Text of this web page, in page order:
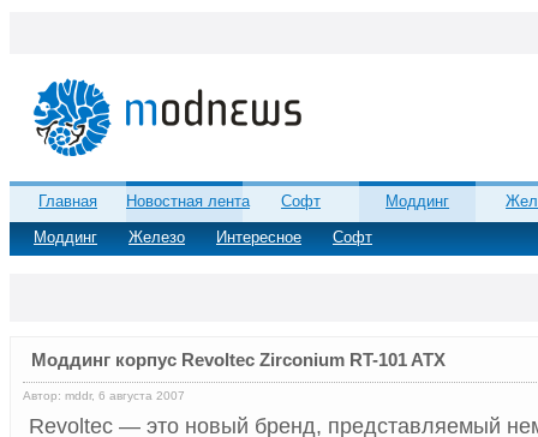
Главная
Новостная лента
Моддинг
Железо Интересное Софт
Софт Моддинг
Моддинг корпус Revoltec Zirconium RT-101 ATX
Автор: mddr, 6 августа 2007
Revoltec — это новый бренд, представляемый